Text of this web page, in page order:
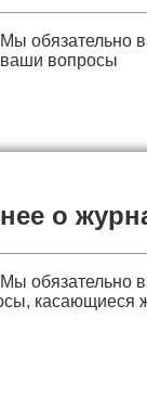
обязательно
вопросы
о
обязательно
касающиеся